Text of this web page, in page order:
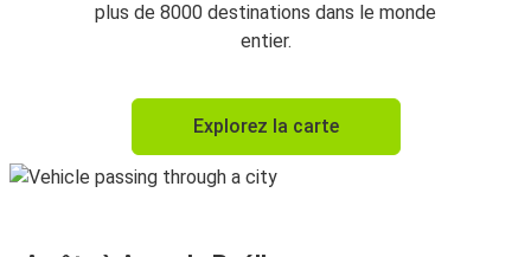
Arco de Baúlhe
Nantes
plus de 8000 destinations dans le monde
entier.
Explorez la carte